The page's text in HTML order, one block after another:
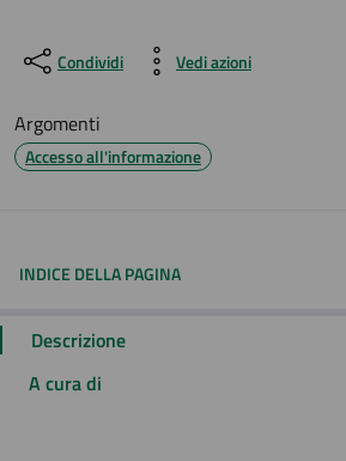
Condividi Vedi azioni
Argomenti
Accesso all'informazione
INDICE DELLA PAGINA
Descrizione
A cura di